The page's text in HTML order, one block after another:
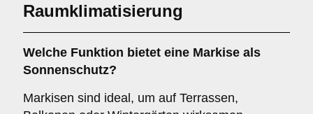
Raumklimatisierung
Welche Funktion bietet eine Markise als
Sonnenschutz?
Markisen sind ideal, um auf Terrassen,